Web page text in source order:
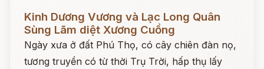
Kinh Dương Vương và Lạc Long Quân
Sùng Lãm diệt Xương Cuồng
Ngày xưa ở đất Phú Thọ, có cây chiên đàn nọ,
tương truyền có từ thời Trụ Trời, hấp thụ lấy